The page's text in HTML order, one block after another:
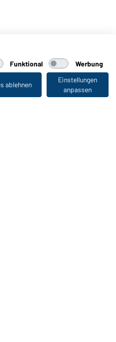
Funktional
Werbung
ablehnen
Einstellungen
anpassen